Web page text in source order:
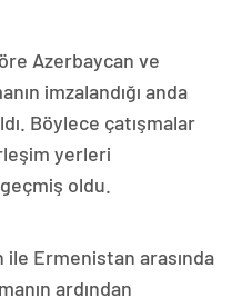
Azerbaycan ve
imzalandığı anda
Böylece çatışmalar
yerleri
oldu.
ile Ermenistan arasında
ardından